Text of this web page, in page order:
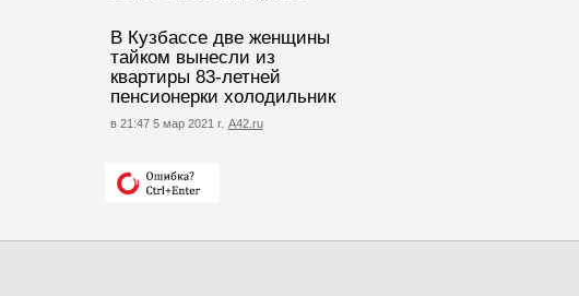
В Кузбассе две женщины
тайком вынесли из
квартиры 83-летней
пенсионерки холодильник
в 21:47 5 мар 2021 г. А42.ru